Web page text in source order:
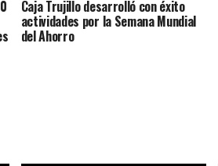
Caja Trujillo desarrolló con éxito
actividades por la Semana Mundial
del Ahorro